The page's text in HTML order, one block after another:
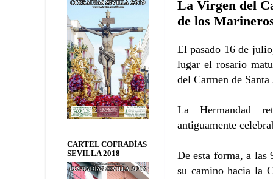
La Virgen del
de los
El pasado 16 de
lugar el rosario
del Carmen de
La Hermandad
antiguamente
De esta forma, a las
su camino hacia la
CARTEL COFRADÍAS
SEVILLA 2018